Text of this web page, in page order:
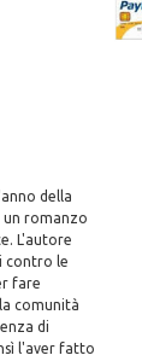
della
un romanzo
L'autore
contro le
fare
comunità
di
l'aver fatto